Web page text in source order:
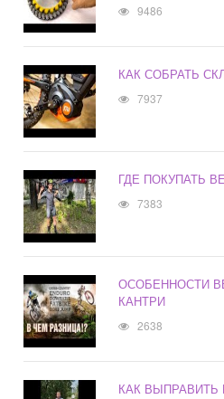
9486
КАК СОБРАТЬ
7937
ГДЕ ПОКУПАТЬ
7383
ОСОБЕННОСТИ
КАНТРИ
2638
КАК ВЫПРАВИТЬ